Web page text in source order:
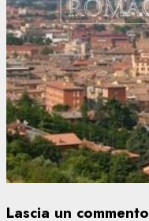
Lascia un commento